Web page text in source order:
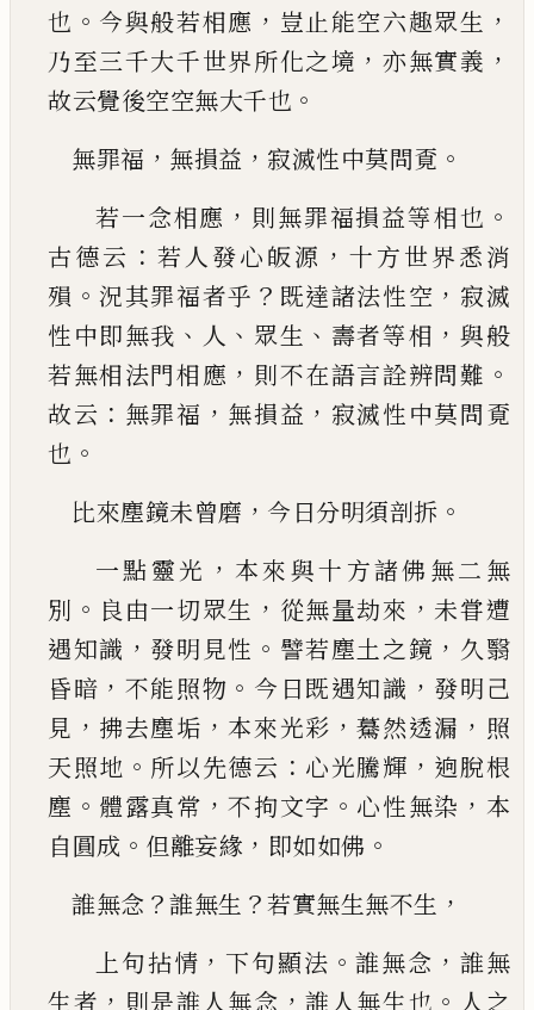
也 。 今與般若相應 ， 豈止能空六趣眾生 ，
乃至三千大千世界所化之境 ，亦無實義 ，
故云覺後空空無大千也 。
無罪福 ， 無損益 ， 寂滅性中莫問覔 。
若一念相應 ， 則無罪福損益等相也 。
古德云 ： 若人發心皈源 ， 十方世界悉消
殞 。況其罪福者乎 ？ 既達諸法性空 ， 寂滅
性中即無我 、 人 、 眾生 、 壽者等相 ， 與般
若無相法門相應 ， 則不在語言詮辨問難 。
故云 ： 無罪福 ， 無損益 ， 寂滅性中莫問覔
也 。
比來塵鏡未曾磨 ， 今日分明須剖拆 。
一點靈光 ， 本來與十方諸佛無二無
別 。 良由一切眾生 ， 從無量劫來 ， 未甞遭
遇知識 ， 發明見性 。 譬若塵土之鏡 ， 久翳
昏暗 ， 不能照物 。 今日既遇知識 ， 發明己
見 ， 拂去塵垢 ，本來光彩 ，驀然透漏 ， 照
天照地 。 所以先德云 ： 心光騰輝 ， 逈脫根
塵 。 體露真常 ，不拘文字 。 心性無染 ， 本
自圓成 。 但離妄緣 ， 即如如佛 。
誰無念 ？誰無生 ？若實無生無不生 ，
上句拈情 ， 下句顯法 。誰無念 ， 誰無
生者 ， 則是誰人無念 ，誰人無生也 。 人之